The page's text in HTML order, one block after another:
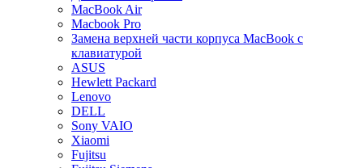
MacBook Air
Macbook Pro
Замена верхней части корпуса MacBook с
клавиатурой
ASUS
Hewlett Packard
Lenovo
DELL
Sony VAIO
Xiaomi
Fujitsu